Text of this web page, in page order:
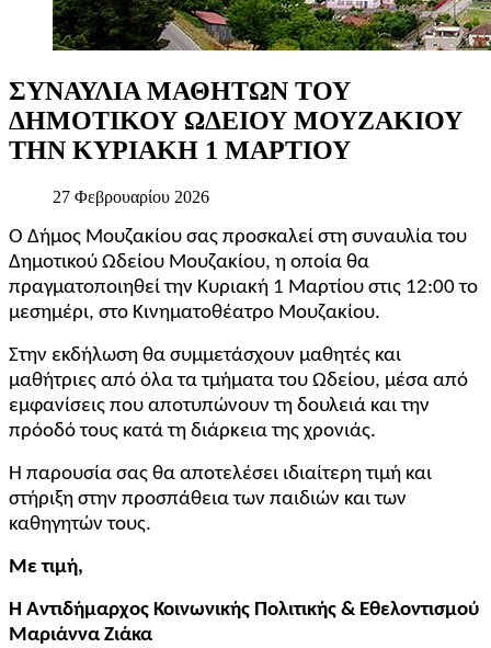
ΣΥΝΑΥΛΙΑ ΜΑΘΗΤΩΝ ΤΟΥ
ΔΗΜΟΤΙΚΟΥ ΩΔΕΙΟΥ ΜΟΥΖΑΚΙΟΥ
ΤΗΝ ΚΥΡΙΑΚΗ 1 ΜΑΡΤΙΟΥ
27 Φεβρουαρίου 2026
Ο Δήμος Μουζακίου σας προσκαλεί στη συναυλία του
Δημοτικού Ωδείου Μουζακίου, η οποία θα
πραγματοποιηθεί την Κυριακή 1 Μαρτίου στις 12:00 το
μεσημέρι, στο Κινηματοθέατρο Μουζακίου.
Στην εκδήλωση θα συμμετάσχουν μαθητές και
μαθήτριες από όλα τα τμήματα του Ωδείου, μέσα από
εμφανίσεις που αποτυπώνουν τη δουλειά και την
πρόοδό τους κατά τη διάρκεια της χρονιάς.
Η παρουσία σας θα αποτελέσει ιδιαίτερη τιμή και
στήριξη στην προσπάθεια των παιδιών και των
καθηγητών τους.
Με τιμή,
Η Αντιδήμαρχος Κοινωνικής Πολιτικής & Εθελοντισμού
Μαριάννα Ζιάκα